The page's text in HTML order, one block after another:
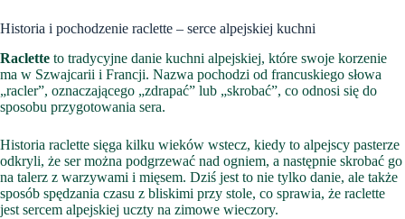
Historia i pochodzenie raclette – serce alpejskiej kuchni
Raclette to tradycyjne danie kuchni alpejskiej, które swoje korzenie
ma w Szwajcarii i Francji. Nazwa pochodzi od francuskiego słowa
„racler”, oznaczającego „zdrapać” lub „skrobać”, co odnosi się do
sposobu przygotowania sera.
Historia raclette sięga kilku wieków wstecz, kiedy to alpejscy pasterze
odkryli, że ser można podgrzewać nad ogniem, a następnie skrobać go
na talerz z warzywami i mięsem. Dziś jest to nie tylko danie, ale także
sposób spędzania czasu z bliskimi przy stole, co sprawia, że raclette
jest sercem alpejskiej uczty na zimowe wieczory.